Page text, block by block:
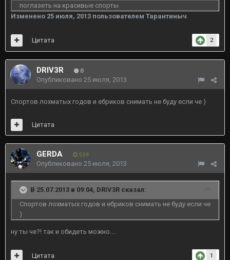
поглазеть на красивые спорты
Изменено 25 июля, 2013 пользователем Тарантиныч
2
Цитата
DRIV3R 0
Опубликовано 25 июля, 2013
Спортов лохматых годов и ебриков снимать не буду если че )
Цитата
GERDA 539
Опубликовано 25 июля, 2013
В 25.07.2013 в 09:04, DRIV3R сказал:
Спортов лохматых годов и ебриков снимать не буду если че
)
ну ты че?! так и обидеть можно....
1
Цитата